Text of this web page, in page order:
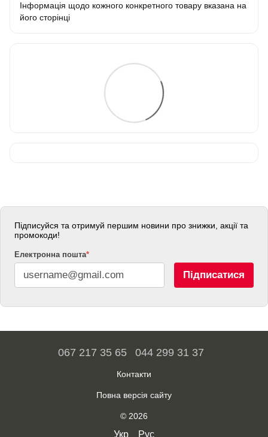
Інформація щодо кожного конкретного товару вказана на
його сторінці
Підписуйся та отримуй першим новини про знижки, акції та
промокоди!
Електронна пошта*
Підписатися
067 217 35 65 044 299 31 37
Контакти
Повна версія сайту
© 2026
Укр Рус